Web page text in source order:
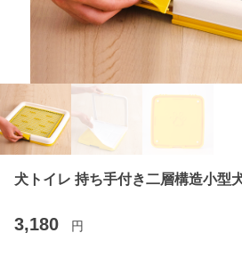
犬トイレ 持ち手付き二層構造小型
3,180 円